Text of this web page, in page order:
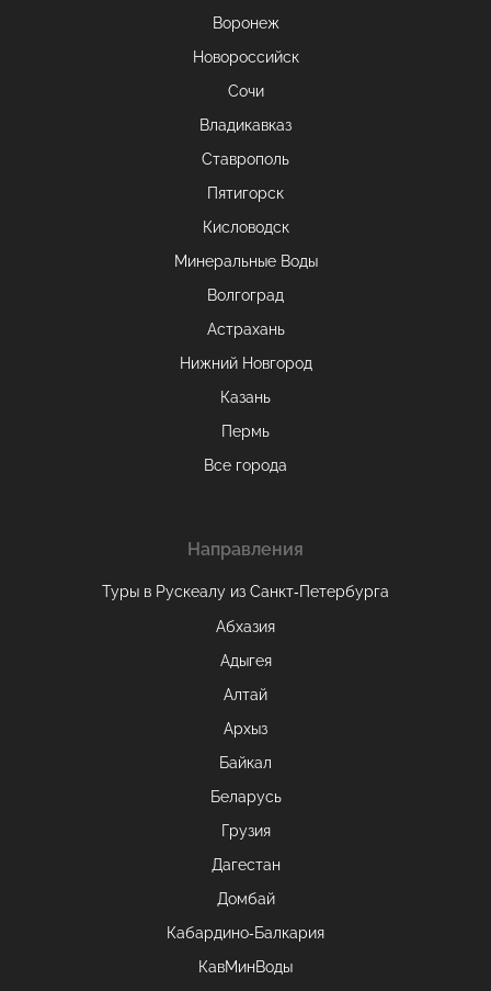
Воронеж
Новороссийск
Сочи
Владикавказ
Ставрополь
Пятигорск
Кисловодск
Минеральные Воды
Волгоград
Астрахань
Нижний Новгород
Казань
Пермь
Все города
Направления
Туры в Рускеалу из Санкт‑Петербурга
Абхазия
Адыгея
Алтай
Архыз
Байкал
Беларусь
Грузия
Дагестан
Домбай
Кабардино-Балкария
КавМинВоды